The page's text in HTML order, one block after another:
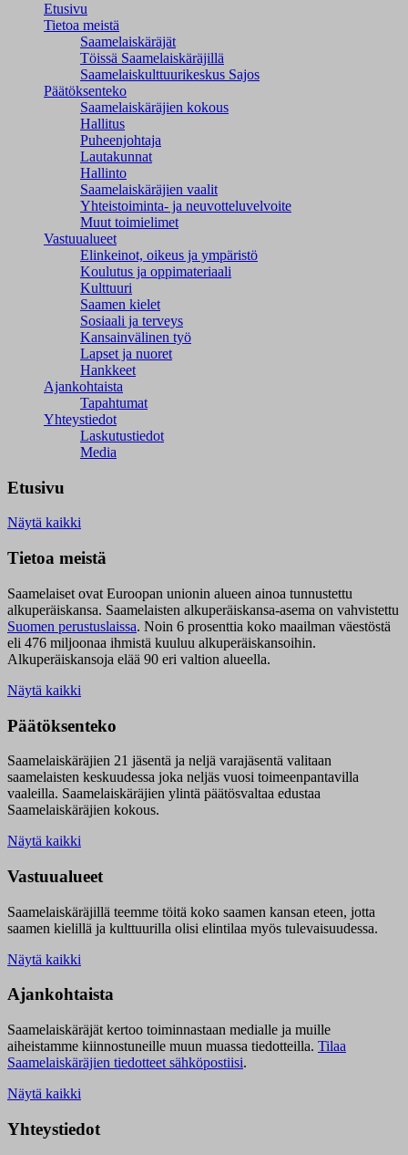
Etusivu
Tietoa meistä
Saamelaiskäräjät
Töissä Saamelaiskäräjillä
Saamelaiskulttuuri­keskus Sajos
Päätöksenteko
Saamelaiskäräjien kokous
Hallitus
Puheenjohtaja
Lautakunnat
Hallinto
Saamelaiskäräjien vaalit
Yhteistoiminta- ja neuvotteluvelvoite
Muut toimielimet
Vastuualueet
Elinkeinot, oikeus ja ympäristö
Koulutus ja oppimateriaali
Kulttuuri
Saamen kielet
Sosiaali ja terveys
Kansainvälinen työ
Lapset ja nuoret
Hankkeet
Ajankohtaista
Tapahtumat
Yhteystiedot
Laskutustiedot
Media
Etusivu
Näytä kaikki
Tietoa meistä
Saamelaiset ovat Euroopan unionin alueen ainoa tunnustettu
alkuperäiskansa. Saamelaisten alkuperäiskansa-asema on vahvistettu
Suomen perustuslaissa. Noin 6 prosenttia koko maailman väestöstä
eli 476 miljoonaa ihmistä kuuluu alkuperäiskansoihin.
Alkuperäiskansoja elää 90 eri valtion alueella.
Näytä kaikki
Päätöksenteko
Saamelaiskäräjien 21 jäsentä ja neljä varajäsentä valitaan
saamelaisten keskuudessa joka neljäs vuosi toimeenpantavilla
vaaleilla. Saamelaiskäräjien ylintä päätösvaltaa edustaa
Saamelaiskäräjien kokous.
Näytä kaikki
Vastuualueet
Saamelaiskäräjillä teemme töitä koko saamen kansan eteen, jotta
saamen kielillä ja kulttuurilla olisi elintilaa myös tulevaisuudessa.
Näytä kaikki
Ajankohtaista
Saamelaiskäräjät kertoo toiminnastaan medialle ja muille
aiheistamme kiinnostuneille muun muassa tiedotteilla. Tilaa
Saamelaiskäräjien tiedotteet sähköpostiisi.
Näytä kaikki
Yhteystiedot